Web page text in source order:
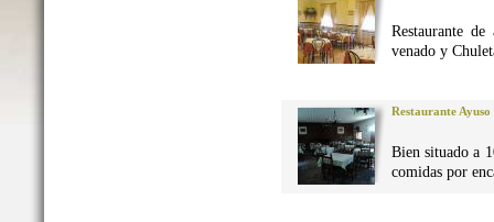
Restaurante
venado y
Restaurante Ayuso
Bien situado a
comidas por